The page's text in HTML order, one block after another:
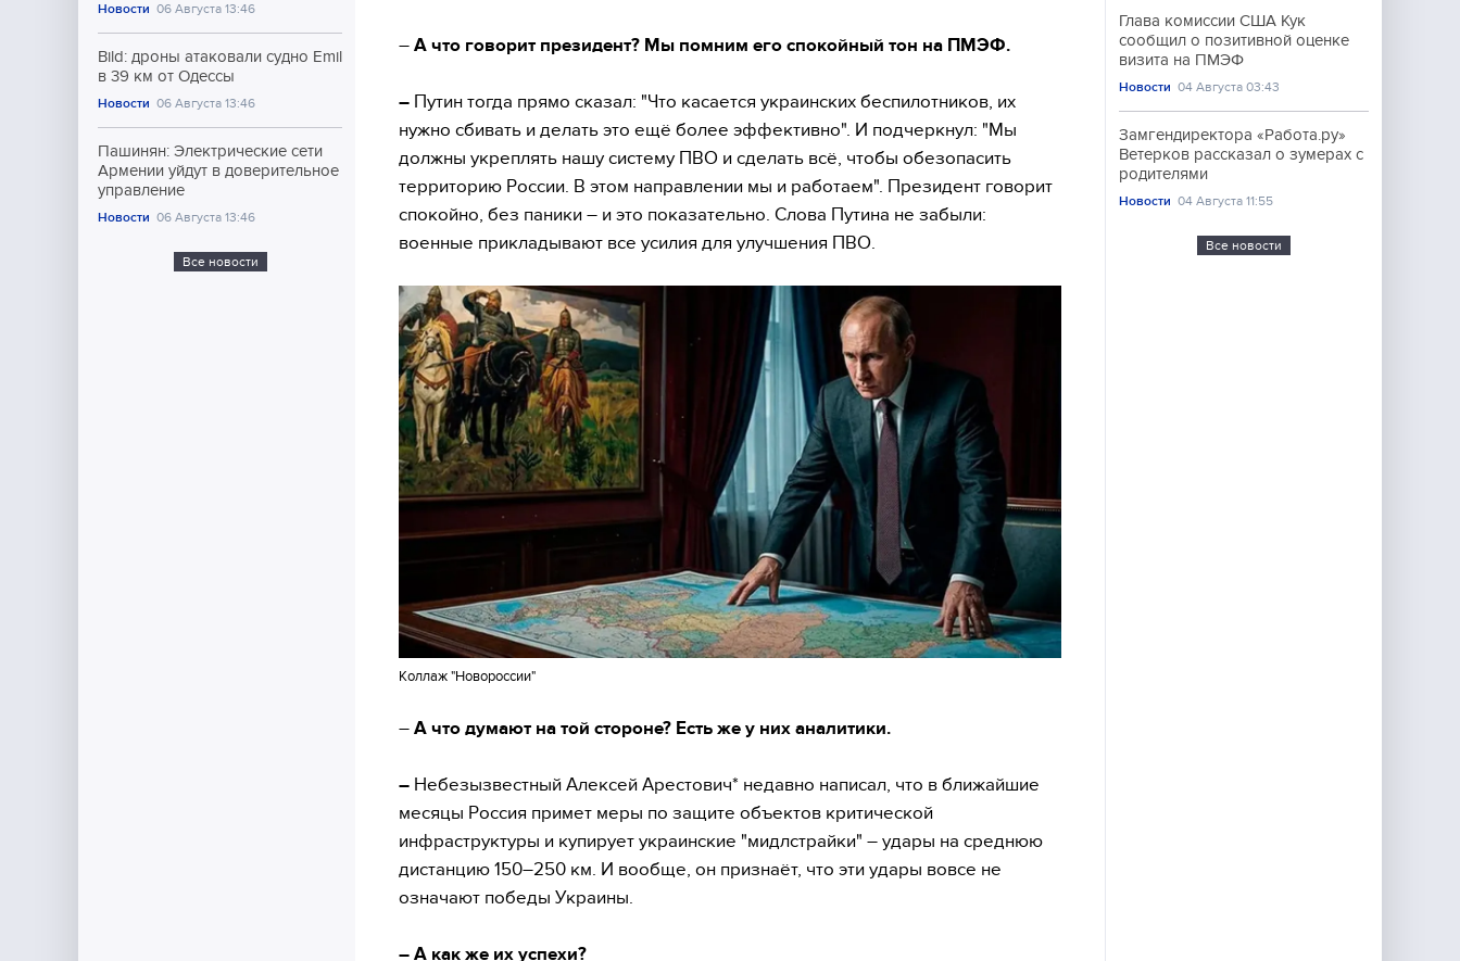
Новости 06 Августа 13:46
Bild: дроны атаковали судно Emil
в 39 км от Одессы
Новости 06 Августа 13:46
Пашинян: Электрические сети
Армении уйдут в доверительное
управление
Новости 06 Августа 13:46
Все новости
– А что говорит президент? Мы помним его спокойный тон на ПМЭФ.
– Путин тогда прямо сказал: "Что касается украинских беспилотников, их
нужно сбивать и делать это ещё более эффективно". И подчеркнул: "Мы
должны укреплять нашу систему ПВО и сделать всё, чтобы обезопасить
территорию России. В этом направлении мы и работаем". Президент говорит
спокойно, без паники – и это показательно. Слова Путина не забыли:
военные прикладывают все усилия для улучшения ПВО.
Коллаж "Новороссии"
– А что думают на той стороне? Есть же у них аналитики.
– Небезызвестный Алексей Арестович* недавно написал, что в ближайшие
месяцы Россия примет меры по защите объектов критической
инфраструктуры и купирует украинские "мидлстрайки" – удары на среднюю
дистанцию 150–250 км. И вообще, он признаёт, что эти удары вовсе не
означают победы Украины.
– А как же их успехи?
Глава комиссии США Кук
сообщил о позитивной оценке
визита на ПМЭФ
Новости 04 Августа 03:43
Замгендиректора «Работа.ру»
Ветерков рассказал о зумерах с
родителями
Новости 04 Августа 11:55
Все новости